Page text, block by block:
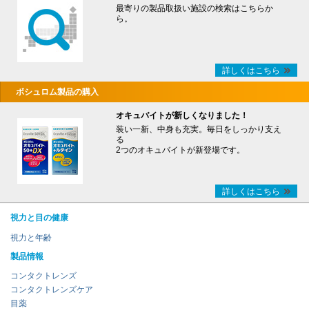
最寄りの製品取扱い施設の検索はこちらか
ら。
詳しくはこちら
ボシュロム製品の購入
オキュバイトが新しくなりました！
装い一新、中身も充実。毎日をしっかり支え
る
2つのオキュバイトが新登場です。
詳しくはこちら
視力と目の健康
視力と年齢
製品情報
コンタクトレンズ
コンタクトレンズケア
目薬